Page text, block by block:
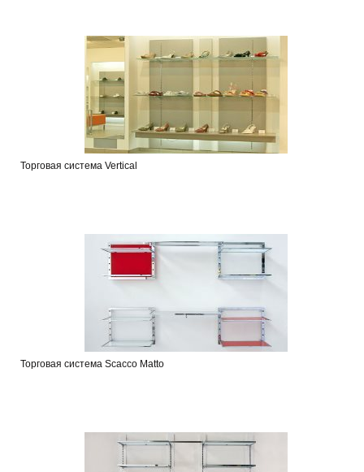
Торговая система Vertical
Торговая система Scacco Matto